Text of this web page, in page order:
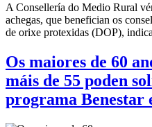
A Consellería do Medio Rural
achegas, que benefician os
de orixe protexidas (DOP),
Os maiores de 60
máis de 55 poden
programa Benestar